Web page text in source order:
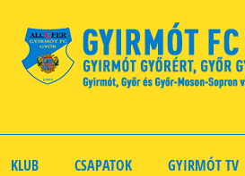
KLUB CSAPATOK GYIRMÓT TV